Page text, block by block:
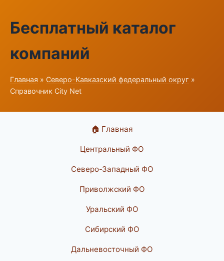
Бесплатный каталог
компаний
Главная » Северо-Кавказский федеральный округ »
Справочник City Net
🏠 Главная
Центральный ФО
Северо-Западный ФО
Приволжский ФО
Уральский ФО
Сибирский ФО
Дальневосточный ФО